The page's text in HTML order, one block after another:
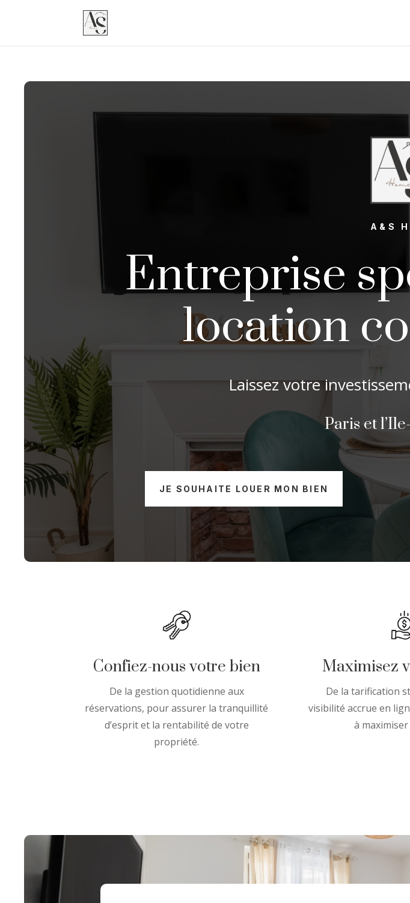
A&S
Entreprise
location
Laissez votre
Paris et
JE SOUHAITE LOUER MON BIEN
Confiez-nous votre bien
De la gestion quotidienne aux
réservations, pour assurer la tranquillité
d’esprit et la rentabilité de votre
propriété.
Maximisez
De la tarification
visibilité accrue en
à